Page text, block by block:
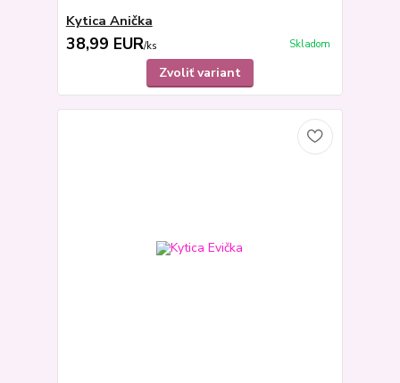
Kytica Anička
38,99 EUR/ks Skladom
Zvoliť variant